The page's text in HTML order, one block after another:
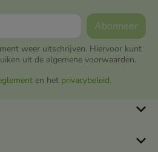
weer uitschrijven. Hiervoor kunt
uit de algemene voorwaarden.
en het privacybeleid.
keyboard_arrow_down
keyboard_arrow_down